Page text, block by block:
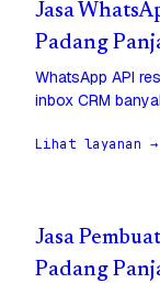
Jasa
Padang
WhatsApp API
inbox CRM
Lihat layanan →
Jasa
Padang